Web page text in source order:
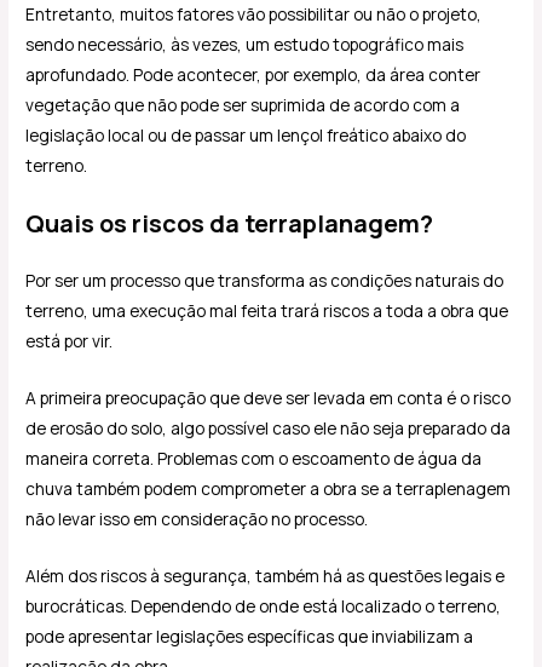
Entretanto, muitos fatores vão possibilitar ou não o projeto,
sendo necessário, às vezes, um estudo topográfico mais
aprofundado. Pode acontecer, por exemplo, da área conter
vegetação que não pode ser suprimida de acordo com a
legislação local ou de passar um lençol freático abaixo do
terreno.
Quais os riscos da terraplanagem?
Por ser um processo que transforma as condições naturais do
terreno, uma execução mal feita trará riscos a toda a obra que
está por vir.
A primeira preocupação que deve ser levada em conta é o risco
de erosão do solo, algo possível caso ele não seja preparado da
maneira correta. Problemas com o escoamento de água da
chuva também podem comprometer a obra se a terraplenagem
não levar isso em consideração no processo.
Além dos riscos à segurança, também há as questões legais e
burocráticas. Dependendo de onde está localizado o terreno,
pode apresentar legislações específicas que inviabilizam a